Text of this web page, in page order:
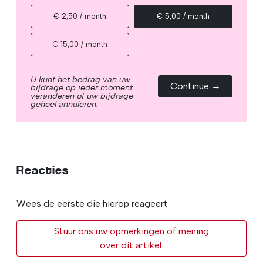
€ 2,50 / month € 5,00 / month
€ 15,00 / month
U kunt het bedrag van uw
bijdrage op ieder moment
veranderen of uw bijdrage
geheel annuleren.
Continue →
Reacties
Wees de eerste die hierop reageert
Stuur ons uw opmerkingen of mening
over dit artikel.